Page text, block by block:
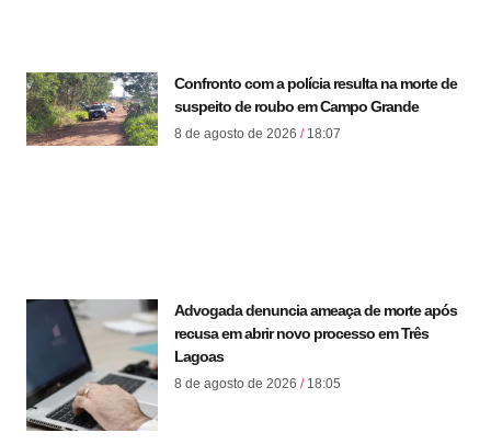
Confronto com a polícia resulta na morte de
suspeito de roubo em Campo Grande
8 de agosto de 2026 18:07
Advogada denuncia ameaça de morte após
recusa em abrir novo processo em Três
Lagoas
8 de agosto de 2026 18:05